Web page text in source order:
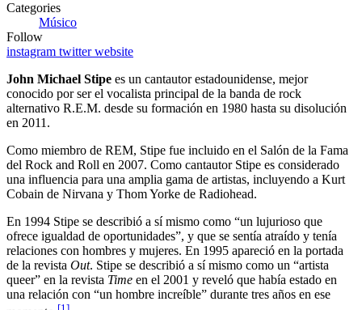
Categories
Músico
Follow
instagram twitterwebsite
John Michael Stipe es un cantautor estadounidense, mejor
conocido por ser el vocalista principal de la banda de rock
alternativo R.E.M. desde su formación en 1980 hasta su disolución
en 2011.
Como miembro de REM, Stipe fue incluido en el Salón de la Fama
del Rock and Roll en 2007. Como cantautor Stipe es considerado
una influencia para una amplia gama de artistas, incluyendo a Kurt
Cobain de Nirvana y Thom Yorke de Radiohead.
En 1994 Stipe se describió a sí mismo como “un lujurioso que
ofrece igualdad de oportunidades”, y que se sentía atraído y tenía
relaciones con hombres y mujeres. En 1995 apareció en la portada
de la revista Out. Stipe se describió a sí mismo como un “artista
queer” en la revista Time en el 2001 y reveló que había estado en
una relación con “un hombre increíble” durante tres años en ese